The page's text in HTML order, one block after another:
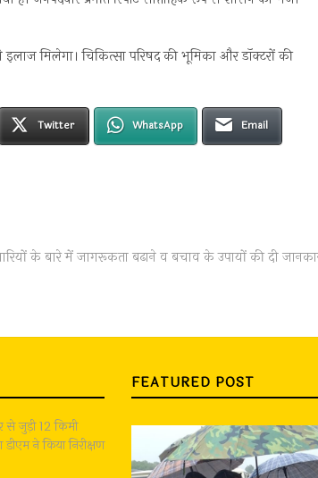
मिलेगा। चिकित्सा परिषद की भूमिका और डॉक्टरों की
Twitter WhatsApp Email
के बारे में जागरूकता बढाने व बचाव के उपायों की दी
से जुड़ी 12 किमी
डीएम ने किया निरीक्षण
FEATURED POST